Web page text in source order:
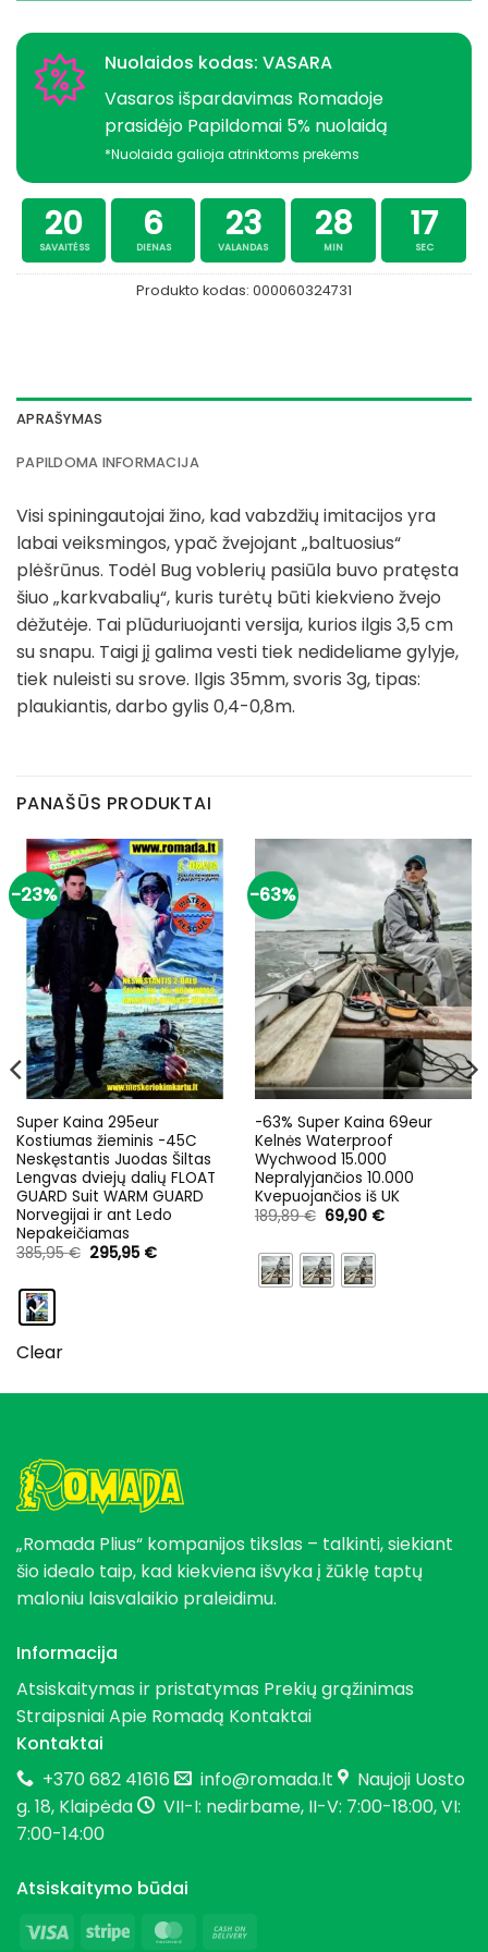
Nuolaidos kodas: VASARA
Vasaros išpardavimas Romadoje
prasidėjo Papildomai 5% nuolaidą
*Nuolaida galioja atrinktoms prekėms
20
SAVAITĖSS
6
DIENAS
23
VALANDAS
28
MIN
17
SEC
Produkto kodas: 000060324731
APRAŠYMAS
PAPILDOMA INFORMACIJA
Visi spiningautojai žino, kad vabzdžių imitacijos yra
labai veiksmingos, ypač žvejojant „baltuosius“
plėšrūnus. Todėl Bug voblerių pasiūla buvo pratęsta
šiuo „karkvabalių“, kuris turėtų būti kiekvieno žvejo
dėžutėje. Tai plūduriuojanti versija, kurios ilgis 3,5 cm
su snapu. Taigi jį galima vesti tiek nedideliame gylyje,
tiek nuleisti su srove. Ilgis 35mm, svoris 3g, tipas:
plaukiantis, darbo gylis 0,4-0,8m.
PANAŠŪS PRODUKTAI
-23%
Super Kaina 295eur
Kostiumas žieminis -45C
Neskęstantis Juodas Šiltas
Lengvas dviejų dalių FLOAT
GUARD Suit WARM GUARD
Norvegijai ir ant Ledo
Nepakeičiamas
385,95€ Original
price
295,95 €Current
Clear
-63%
-63% Super Kaina 69eur
Kelnės Waterproof
Wychwood 15.000
Nepralyjančios 10.000
Kvepuojančios iš UK
189,89€ Original
price
189,89 €.
69,90 €Current
„Romada Plius“ kompanijos tikslas – talkinti, siekiant
šio idealo taip, kad kiekviena išvyka į žūklę taptų
maloniu laisvalaikio praleidimu.
Informacija
Atsiskaitymas ir pristatymas Prekių grąžinimas
StraipsniaiApie Romadą Kontaktai
Kontaktai
+370 682 41616
info@romada.lt
Naujoji Uosto
g. 18, Klaipėda
VII-I: nedirbame, II-V: 7:00-18:00, VI:
7:00-14:00
Atsiskaitymo būdai
Visa
Stripe MasterCard